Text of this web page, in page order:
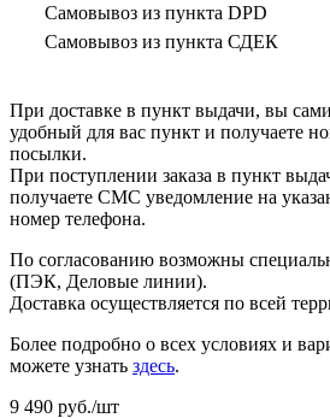
Самовывоз из пункта DPD
Самовывоз из пункта СДЕК
При доставке в пункт выдачи, вы
удобный для вас пункт и получаете
посылки.
При поступлении заказа в пункт
получаете СМС уведомление на
номер телефона.
По согласованию возможны
(ПЭК, Деловые линии).
Доставка осуществляется по всей
Более подробно о всех условиях и
можете узнать здесь.
9 490 руб./шт